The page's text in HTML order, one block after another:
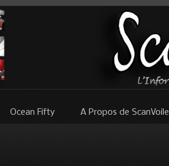
Ocean Fifty A Propos de ScanVoile